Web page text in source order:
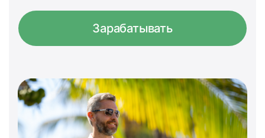
Зарабатывать